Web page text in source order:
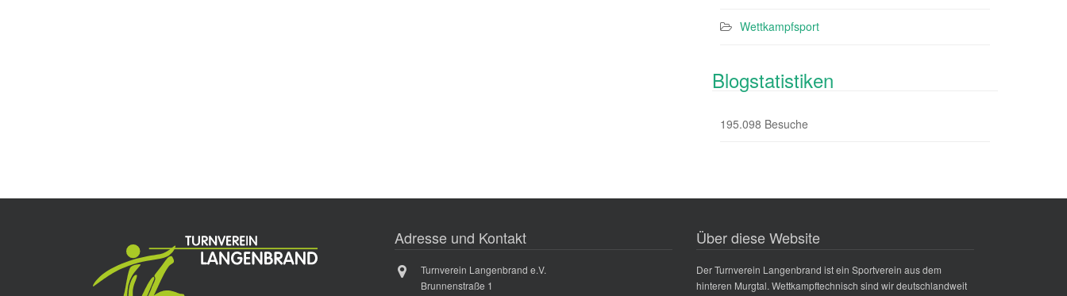
Wettkampfsport
Blogstatistiken
195.098 Besuche
Adresse und Kontakt
Turnverein Langenbrand e.V.
Brunnenstraße 1
Über diese Website
Der Turnverein Langenbrand ist ein Sportverein aus dem
hinteren Murgtal. Wettkampftechnisch sind wir deutschlandweit